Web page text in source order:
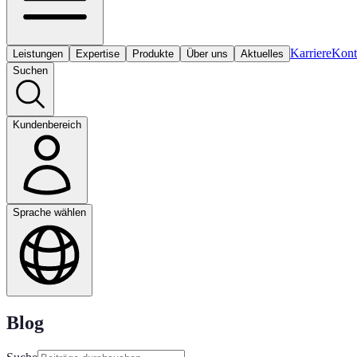
Leistungen Expertise Produkte Über uns Aktuelles Karriere
Suchen
Kundenbereich
Sprache wählen
Blog